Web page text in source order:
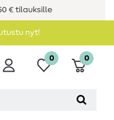
€ tilauksille
nyt!
0 0